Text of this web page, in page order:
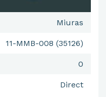
Miuras
11-MMB-008 (35126)
0
Direct